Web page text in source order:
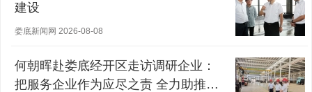
建设
娄底新闻网 2026-08-08
何朝晖赴娄底经开区走访调研企业：
把服务企业作为应尽之责 全力助推经